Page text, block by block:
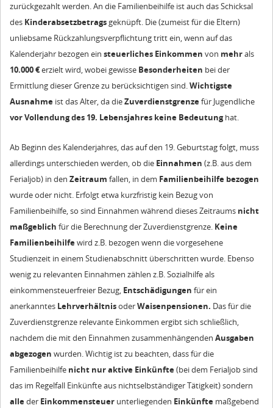
zurückgezahlt werden. An die Familienbeihilfe ist auch das Schicksal
des Kinderabsetzbetrags geknüpft. Die (zumeist für die Eltern)
unliebsame Rückzahlungsverpflichtung tritt ein, wenn auf das
Kalenderjahr bezogen ein steuerliches Einkommen von mehrals
10.000 €erzielt wird, wobei gewisse Besonderheiten bei der
Ermittlung dieser Grenze zu berücksichtigen sind.Wichtigste
Ausnahme ist das Alter, da dieZuverdienstgrenzefür Jugendliche
vor Vollendung des 19. Lebensjahres keine Bedeutunghat.
Ab Beginn des Kalenderjahres, das auf den 19. Geburtstag folgt, muss
allerdings unterschieden werden, ob die Einnahmen (z.B. aus dem
Ferialjob) in den Zeitraum fallen, in dem Familienbeihilfe bezogen
wurde oder nicht. Erfolgt etwa kurzfristig kein Bezug von
Familienbeihilfe, so sind Einnahmen während dieses Zeitraums nicht
maßgeblich für die Berechnung der Zuverdienstgrenze. Keine
Familienbeihilfewird z.B. bezogen wenn die vorgesehene
Studienzeit in einem Studienabschnitt überschritten wurde. Ebenso
wenig zu relevanten Einnahmen zählen z.B. Sozialhilfe als
einkommensteuerfreier Bezug, Entschädigungen für ein
anerkanntes LehrverhältnisoderWaisenpensionen. Das für die
Zuverdienstgrenze relevante Einkommen ergibt sich schließlich,
nachdem die mit den Einnahmen zusammenhängenden Ausgaben
abgezogen wurden. Wichtig ist zu beachten, dass für die
Familienbeihilfe nicht nur aktive Einkünfte(bei dem Ferialjob sind
das im Regelfall Einkünfte aus nichtselbständiger Tätigkeit) sondern
alleder Einkommensteuer unterliegenden Einkünfte maßgebend